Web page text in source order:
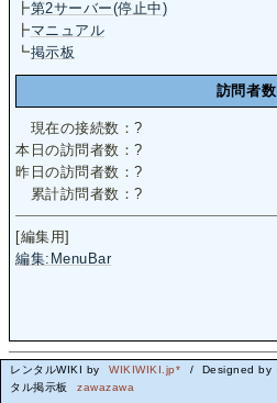
┣第2サーバー(停止中)
┣マニュアル
┗掲示板
訪問者数
現在の接続数：?
本日の訪問者数：?
昨日の訪問者数：?
累計訪問者数：?
[編集用]
編集:MenuBar
レンタルWIKI by WIKIWIKI.jp* / Designed by
タル掲示板
zawazawa